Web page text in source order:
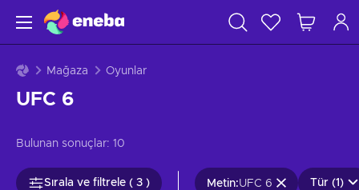
Mağaza Oyunlar
UFC 6
Bulunan sonuçlar: 10
Sırala ve filtrele ( 3 ) Metin:UFC 6 Tür (1)